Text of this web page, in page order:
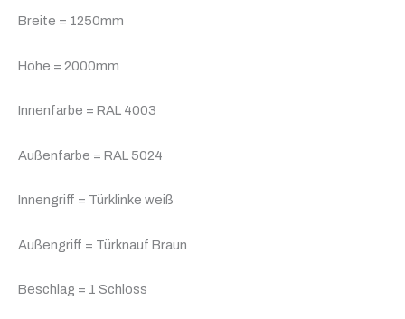
Breite = 1250mm
Höhe = 2000mm
Innenfarbe = RAL 4003
Außenfarbe = RAL 5024
Innengriff = Türklinke weiß
Außengriff = Türknauf Braun
Beschlag = 1 Schloss